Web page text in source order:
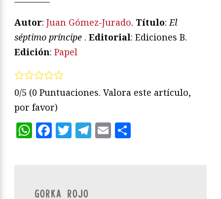
Autor: Juan Gómez-Jurado. Título: El
séptimo príncipe . Editorial: Ediciones B.
Edición: Papel
0/5 (0 Puntuaciones. Valora este artículo,
por favor)
WhatsApp
Facebook
Twitter
Telegram
Email
GORKA ROJO